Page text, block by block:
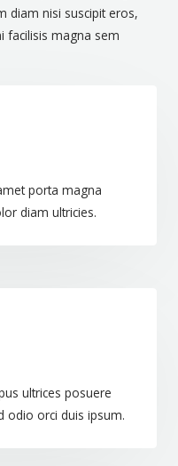
diam nisi suscipit eros,
facilisis magna sem
porta magna
diam ultricies.
ultrices posuere
odio orci duis ipsum.